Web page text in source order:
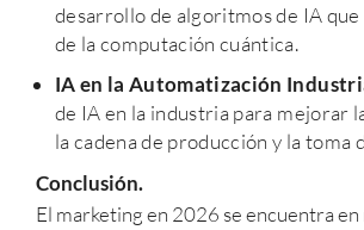
desarrollo de algoritmos de IA que
de la computación cuántica.
IA en la Automatización
de IA en la industria para mejorar
la cadena de producción y la toma
Conclusión.
El marketing en 2026 se encuentra en